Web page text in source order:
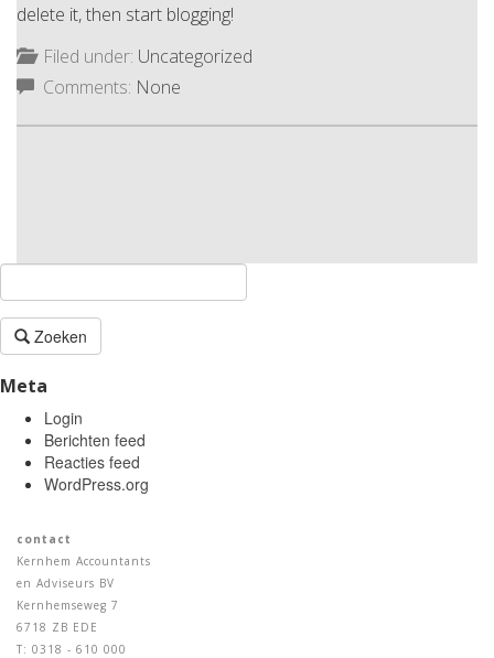
delete it, then start blogging!
Filed under: Uncategorized
Comments: None
Zoeken
Meta
Login
Berichten feed
Reacties feed
WordPress.org
contact
Kernhem Accountants
en Adviseurs BV
Kernhemseweg 7
6718 ZB EDE
T: 0318 - 610 000